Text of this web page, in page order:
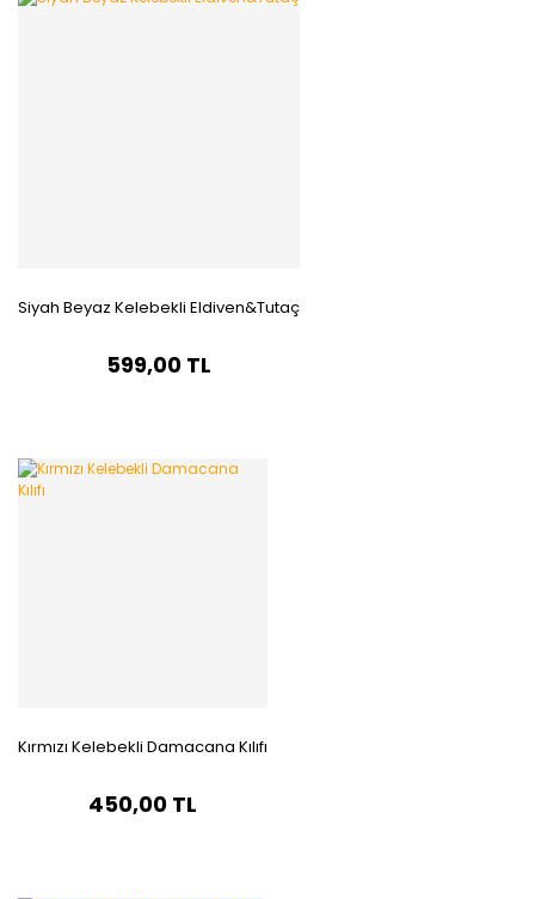
Siyah Beyaz Kelebekli Eldiven&Tutaç
599,00 TL
Kırmızı Kelebekli Damacana Kılıfı
450,00 TL